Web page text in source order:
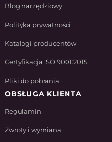
Blog narzędziowy
Polityka prywatności
Katalogi producentów
Certyfikacja ISO 9001:2015
Pliki do pobrania
OBSŁUGA KLIENTA
Regulamin
Zwroty i wymiana